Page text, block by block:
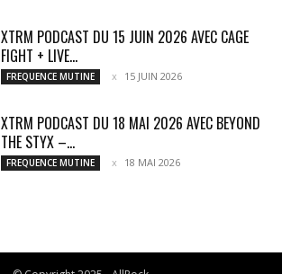
XTRM PODCAST DU 15 JUIN 2026 AVEC CAGE
FIGHT + LIVE...
FREQUENCE MUTINE 15 JUIN 2026
XTRM PODCAST DU 18 MAI 2026 AVEC BEYOND
THE STYX –...
FREQUENCE MUTINE 18 MAI 2026